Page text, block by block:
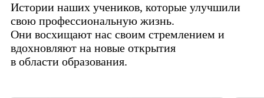
Истории наших учеников, которые улучшили
свою профессиональную жизнь.
Они восхищают нас своим стремлением и
вдохновляют на новые открытия
в области образования.